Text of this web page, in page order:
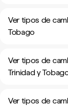
Ver tipos de
Tobago
Ver tipos de
Trinidad y
Ver tipos de